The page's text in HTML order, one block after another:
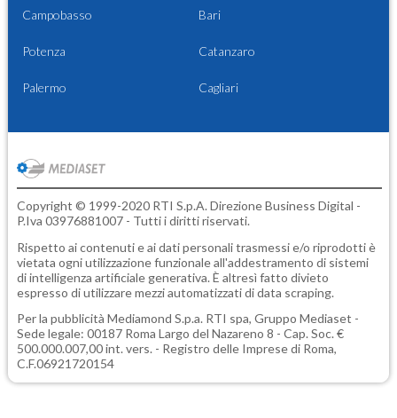
Campobasso Bari
Potenza Catanzaro
Palermo Cagliari
Copyright © 1999-2020 RTI S.p.A. Direzione Business Digital -
P.Iva 03976881007 - Tutti i diritti riservati.
Rispetto ai contenuti e ai dati personali trasmessi e/o riprodotti è
vietata ogni utilizzazione funzionale all'addestramento di sistemi
di intelligenza artificiale generativa. È altresì fatto divieto
espresso di utilizzare mezzi automatizzati di data scraping.
Per la pubblicità Mediamond S.p.a. RTI spa, Gruppo Mediaset -
Sede legale: 00187 Roma Largo del Nazareno 8 - Cap. Soc. €
500.000.007,00 int. vers. - Registro delle Imprese di Roma,
C.F.06921720154